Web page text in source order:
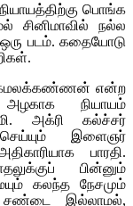
பொங்க
சினிமாவில் நல்ல
ஒரு படம். கதையோடு
கமலக்கண்ணன் என்ற
நியாயம்
அக்ரி கல்ச்சர்
இளைஞர்
பாரதி.
பின்னும்
கலந்த நேசமும்
இல்லாமல்,